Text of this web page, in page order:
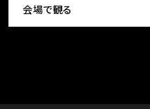
会場で観る